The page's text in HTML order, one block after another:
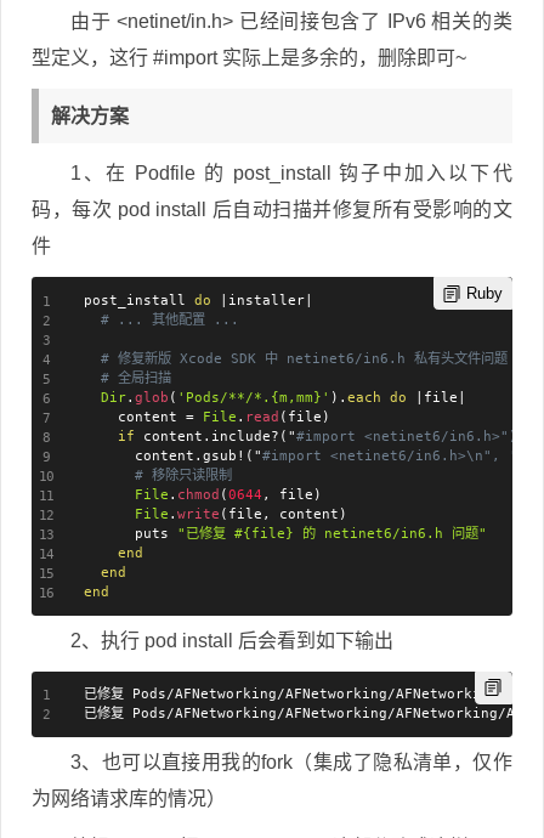
由于 <netinet/in.h> 已经间接包含了 IPv6 相关的类
型定义，这行 #import 实际上是多余的，删除即可~
解决方案
1、在 Podfile 的 post_install 钩子中加入以下代
码，每次 pod install 后自动扫描并修复所有受影响的文
件
Ruby
post_install do installer|
# ... 其他配置 ...
# 修复新版 Xcode SDK 中 netinet6/in6.h 私有头文件问题
# 全局扫描
Dir. glob ( 'Pods/**/*.{m,mm}' ) . each do file
    content
= File . read ( file )
if content . include? ( "#import <netinet6/in6.h>")
      content
. gsub ! ( "#import <netinet6/in6.h>\n", '')
# 移除只读限制
File . chmod (0644 , file )
File . write ( file , content )
      puts
"已修复 #{file} 的 netinet6/in6.h 问题"
end
end
end
2、执行 pod install 后会看到如下输出
已修复 Pods/AFNetworking/AFNetworking/AFNetworking/
已修复 Pods/AFNetworking/AFNetworking/AFNetworking/
3、也可以直接用我的fork（集成了隐私清单，仅作
为网络请求库的情况）